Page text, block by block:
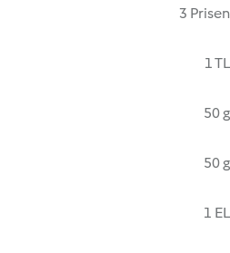
3 Prisen
1 TL
50 g
50 g
1 EL